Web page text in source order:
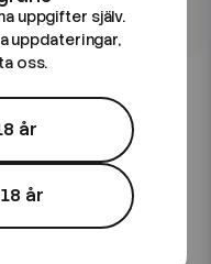
| Original | 20ml
uppgifter själv.
uppdateringar,
oss.
år
år